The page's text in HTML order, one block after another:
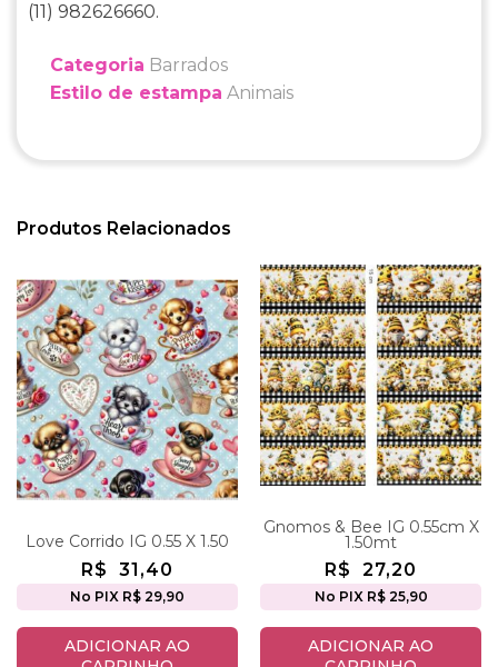
(11) 982626660.
Categoria Barrados
Estilo de estampa Animais
Produtos Relacionados
Love Corrido IG 0.55 X 1.50
R$ 31,40
No PIX R$ 29,90
ADICIONAR AO
Gnomos & Bee IG 0.55cm X
1.50mt
R$ 27,20
No PIX R$ 25,90
ADICIONAR AO